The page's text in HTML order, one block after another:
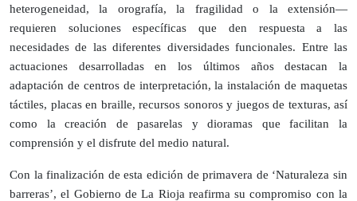
heterogeneidad, la orografía, la fragilidad o la extensión—
requieren soluciones específicas que den respuesta a las
necesidades de las diferentes diversidades funcionales. Entre las
actuaciones desarrolladas en los últimos años destacan la
adaptación de centros de interpretación, la instalación de maquetas
táctiles, placas en braille, recursos sonoros y juegos de texturas, así
como la creación de pasarelas y dioramas que facilitan la
comprensión y el disfrute del medio natural.
Con la finalización de esta edición de primavera de ‘Naturaleza sin
barreras’, el Gobierno de La Rioja reafirma su compromiso con la